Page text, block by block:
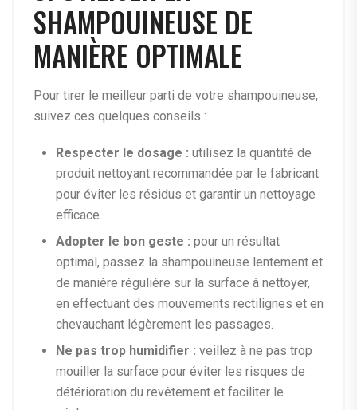
SHAMPOUINEUSE DE
MANIÈRE OPTIMALE
Pour tirer le meilleur parti de votre shampouineuse,
suivez ces quelques conseils :
Respecter le dosage : utilisez la quantité de
produit nettoyant recommandée par le fabricant
pour éviter les résidus et garantir un nettoyage
efficace.
Adopter le bon geste : pour un résultat
optimal, passez la shampouineuse lentement et
de manière régulière sur la surface à nettoyer,
en effectuant des mouvements rectilignes et en
chevauchant légèrement les passages.
Ne pas trop humidifier : veillez à ne pas trop
mouiller la surface pour éviter les risques de
détérioration du revêtement et faciliter le